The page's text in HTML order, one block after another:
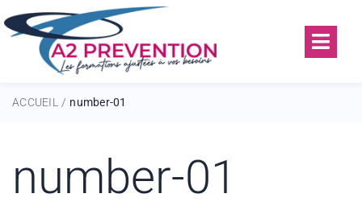
ACCUEIL / number-01
number-01